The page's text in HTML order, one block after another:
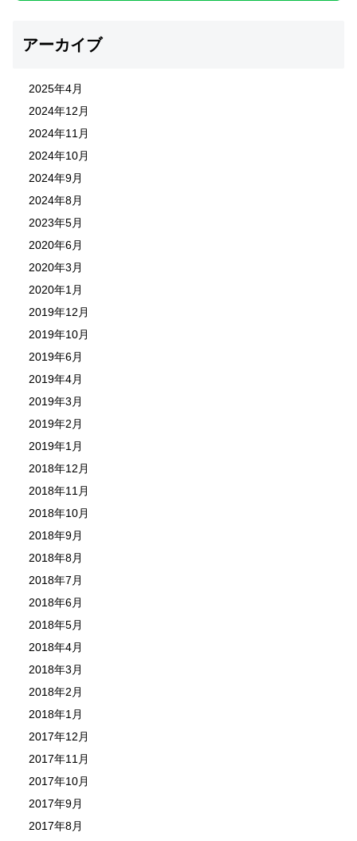
アーカイブ
2025年4月
2024年12月
2024年11月
2024年10月
2024年9月
2024年8月
2023年5月
2020年6月
2020年3月
2020年1月
2019年12月
2019年10月
2019年6月
2019年4月
2019年3月
2019年2月
2019年1月
2018年12月
2018年11月
2018年10月
2018年9月
2018年8月
2018年7月
2018年6月
2018年5月
2018年4月
2018年3月
2018年2月
2018年1月
2017年12月
2017年11月
2017年10月
2017年9月
2017年8月